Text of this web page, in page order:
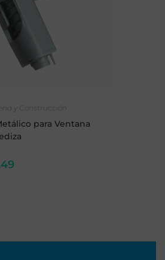
y Construcción
para Ventana